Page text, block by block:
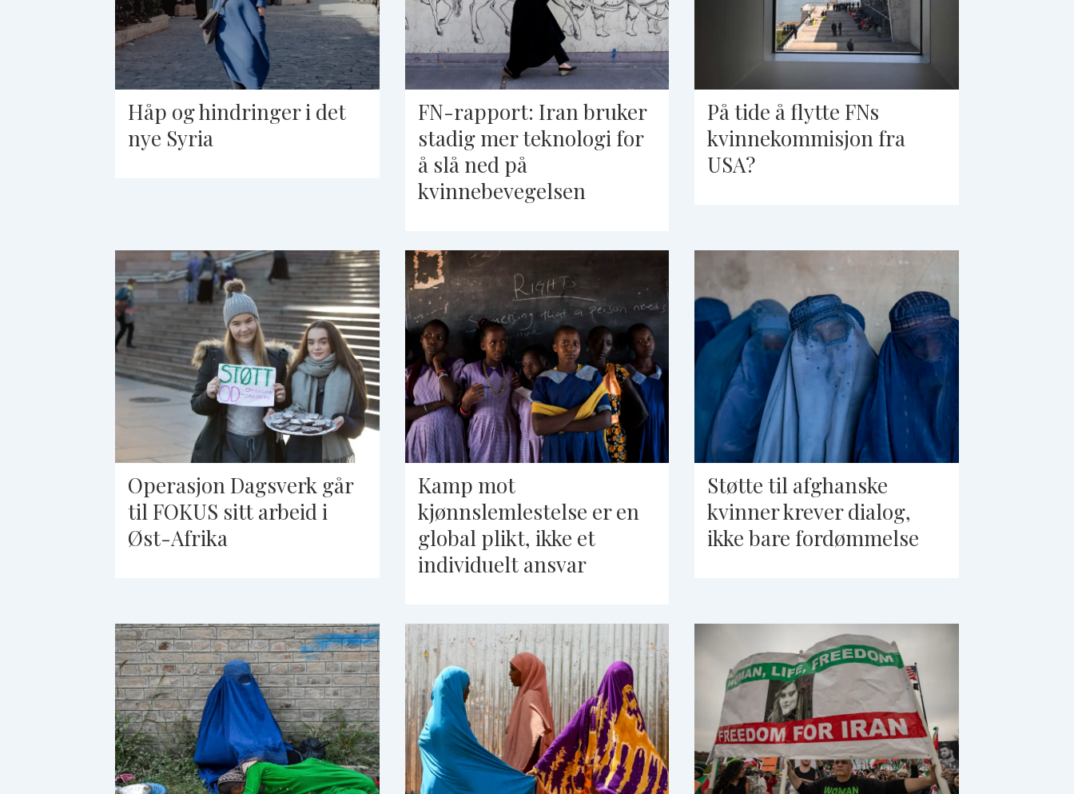
Håp og hindringer i det
nye Syria
FN-rapport: Iran bruker
stadig mer teknologi for
å slå ned på
kvinnebevegelsen
På tide å flytte FNs
kvinnekommisjon fra
USA?
Operasjon Dagsverk går
til FOKUS sitt arbeid i
Øst-Afrika
Kamp mot
kjønnslemlestelse er en
global plikt, ikke et
individuelt ansvar
Støtte til afghanske
kvinner krever dialog,
ikke bare fordømmelse